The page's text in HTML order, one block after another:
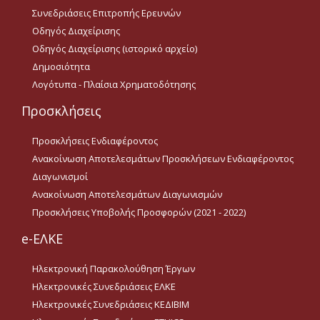
Ενδιαφέροντος
Ανακοίνωση
Αποτελεσμάτων
Προσκλήσεων
Ενδιαφέροντος
Αποτελεσμάτων
Προσκλήσεις Υποβολής
Προσφορών (2021 - 2022)
Ακαδ.Εμπειρία
Επικοινωνία
Ωράριο Λειτουργίας
Συνεδριάσεις Επιτροπής Ερευνών
Οδηγός Διαχείρισης
Οδηγός Διαχείρισης (ιστορικό αρχείο)
Δημοσιότητα
Λογότυπα - Πλαίσια Χρηματοδότησης
Προσκλήσεις
Προσκλήσεις Ενδιαφέροντος
Ανακοίνωση Αποτελεσμάτων Προσκλήσεων Ενδιαφέροντος
Διαγωνισμοί
Ανακοίνωση Αποτελεσμάτων Διαγωνισμών
Προσκλήσεις Υποβολής Προσφορών (2021 - 2022)
e-ΕΛΚΕ
Ηλεκτρονική Παρακολούθηση Έργων
Ηλεκτρονικές Συνεδριάσεις ΕΛΚΕ
Ηλεκτρονικές Συνεδριάσεις ΚΕΔΙΒΙΜ